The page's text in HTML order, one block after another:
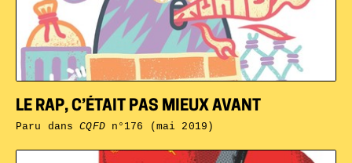
LE RAP, C’ÉTAIT PAS MIEUX AVANT
Paru dansCQFDn°176 (mai 2019)